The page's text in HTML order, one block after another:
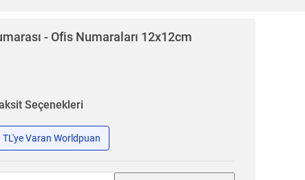
- Ofis Numaraları 12x12cm
Seçenekleri
TL'ye Varan Worldpuan